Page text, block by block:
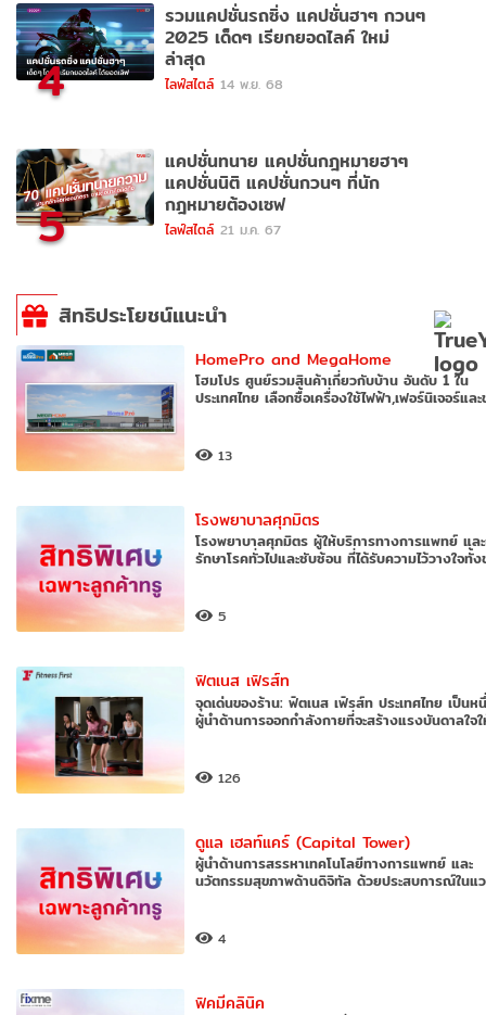
4
รวมแคปชั่นรถซิ่ง แคปชั่นฮาๆ กวนๆ
2025 เด็ดๆ เรียกยอดไลค์ ใหม่
ล่าสุด
ไลฟ์สไตล์ 14 พ.ย. 68
5
แคปชั่นทนาย แคปชั่นกฎหมายฮาๆ
แคปชั่นนิติ แคปชั่นกวนๆ ที่นัก
กฎหมายต้องเซฟ
ไลฟ์สไตล์ 21 ม.ค. 67
สิทธิประโยชน์แนะนำ
HomePro and MegaHome
โฮมโปร ศูนย์รวมสินค้าเกี่ยวกับบ้าน อันดับ 1 ใน
ประเทศไทย เลือกซื้อเครื่องใช้ไฟฟ้า,เฟอร์นิเจอร์แล
13
โรงพยาบาลศุภมิตร
โรงพยาบาลศุภมิตร ผู้ให้บริการทางการแพทย์ แล
รักษาโรคทั่วไปและซับซ้อน ที่ได้รับความไว้วางใจทั้ง
5
ฟิตเนส เฟิรส์ท
จุดเด่นของร้าน: ฟิตเนส เฟิรส์ท ประเทศไทย เป็นห
ผู้นำด้านการออกกำลังกายที่จะสร้างแรงบันดาลใจ
126
ดูแล เฮลท์แคร์ (Capital Tower)
ผู้นำด้านการสรรหาเทคโนโลยีทางการแพทย์ และ
นวัตกรรมสุขภาพด้านดิจิทัล ด้วยประสบการณ์ในแ
4
ฟิคมีคลินิค